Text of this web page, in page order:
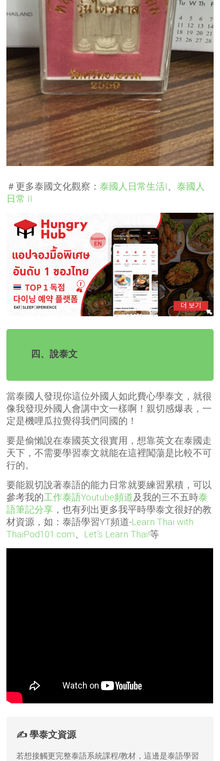
＃更多泰國文化觀察：泰國人日常生活I、泰國人
日常 II
四、說泰文
當泰國人發現你這位外國人如此費心學泰文，就很
像我發現外國人會講中文一樣啊！親切感爆表，一
定是機哩瓜拉覺得我們同國的！
要是偷懶說在泰國英文很實用，想靠英文在泰國走
天下，不需要學習泰文就能在這裡闖蕩是比較不可
行的。
要能親切說著泰語的能力日常就要練習累積，可以
參考我的工作泰語Youtube頻道及我的三不五時泰
語筆記分享 ，也有列出更多我平時學泰文很好的教
材資源，如：泰語學習YT頻道-Learn Thai with
ThaiPod101.com、 Let’s Learn Thai!等
✍️ 學泰文資源
若想接觸更完整泰語系統課程/教材，這邊是泰語學習